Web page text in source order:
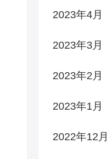
2023年4月
2023年3月
2023年2月
2023年1月
2022年12月